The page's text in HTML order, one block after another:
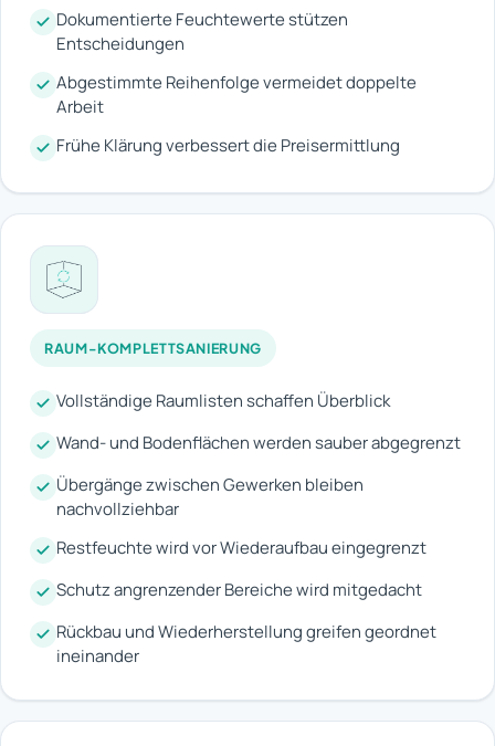
Dokumentierte Feuchtewerte stützen
Entscheidungen
Abgestimmte Reihenfolge vermeidet doppelte
Arbeit
Frühe Klärung verbessert die Preisermittlung
RAUM-KOMPLETTSANIERUNG
Vollständige Raumlisten schaffen Überblick
Wand- und Bodenflächen werden sauber abgegrenzt
Übergänge zwischen Gewerken bleiben
nachvollziehbar
Restfeuchte wird vor Wiederaufbau eingegrenzt
Schutz angrenzender Bereiche wird mitgedacht
Rückbau und Wiederherstellung greifen geordnet
ineinander